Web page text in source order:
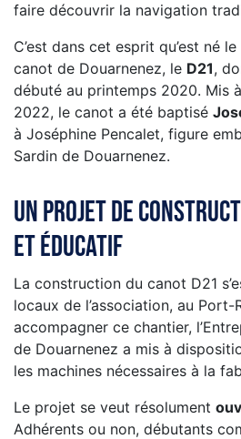
faire découvrir la navigation
C’est dans cet esprit qu’est né
canot de Douarnenez, le D21,
débuté au printemps 2020. Mis à
2022, le canot a été baptisé
à Joséphine Pencalet, figure
Sardin de Douarnenez.
Un projet de
et éducatif
La construction du canot D21
locaux de l’association, au Port-
accompagner ce chantier,
de Douarnenez a mis à
les machines nécessaires à la
Le projet se veut résolument
Adhérents ou non, débutants